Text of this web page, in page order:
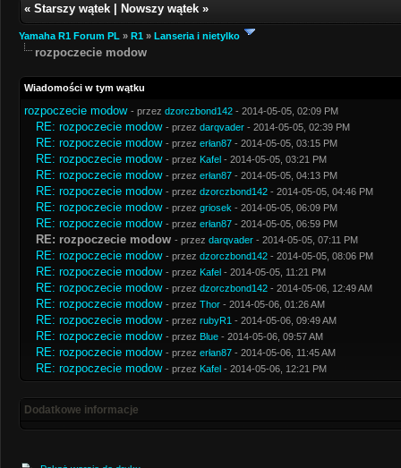
« Starszy wątek Nowszy wątek »
Yamaha R1 Forum PL » R1 » Lanseria i nietylko
rozpoczecie modow
Wiadomości w tym wątku
rozpoczecie modow - przez dzorczbond142 - 2014-05-05, 02:09 PM
RE: rozpoczecie modow - przez darqvader - 2014-05-05, 02:39 PM
RE: rozpoczecie modow - przez erłan87 - 2014-05-05, 03:15 PM
RE: rozpoczecie modow - przez Kafel - 2014-05-05, 03:21 PM
RE: rozpoczecie modow - przez erłan87 - 2014-05-05, 04:13 PM
RE: rozpoczecie modow - przez dzorczbond142 - 2014-05-05, 04:46 PM
RE: rozpoczecie modow - przez griosek - 2014-05-05, 06:09 PM
RE: rozpoczecie modow - przez erłan87 - 2014-05-05, 06:59 PM
RE: rozpoczecie modow - przez darqvader - 2014-05-05, 07:11 PM
RE: rozpoczecie modow - przez dzorczbond142 - 2014-05-05, 08:06 PM
RE: rozpoczecie modow - przez Kafel - 2014-05-05, 11:21 PM
RE: rozpoczecie modow - przez dzorczbond142 - 2014-05-06, 12:49 AM
RE: rozpoczecie modow - przez Thor - 2014-05-06, 01:26 AM
RE: rozpoczecie modow - przez rubyR1 - 2014-05-06, 09:49 AM
RE: rozpoczecie modow - przez Blue - 2014-05-06, 09:57 AM
RE: rozpoczecie modow - przez erłan87 - 2014-05-06, 11:45 AM
RE: rozpoczecie modow - przez Kafel - 2014-05-06, 12:21 PM
Dodatkowe informacje